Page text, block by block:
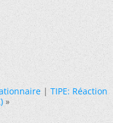
|TIPE: Réaction
»